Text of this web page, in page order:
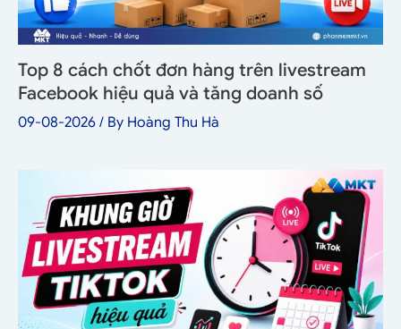
Top 8 cách chốt đơn hàng trên livestream
Facebook hiệu quả và tăng doanh số
09-08-2026 / By Hoàng Thu Hà